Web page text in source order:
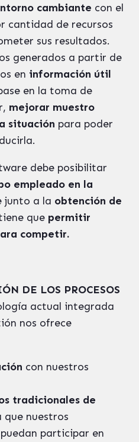
cambiante con el
cantidad de recursos
sus resultados.
generados a partir de
en información útil
en la toma de
mejorar muestro
situación para poder
debe posibilitar
empleado en la
junto a la obtención de
que permitir
competir.
DE LOS PROCESOS
actual integrada
nos ofrece
con nuestros
tradicionales de
que nuestros
participar en